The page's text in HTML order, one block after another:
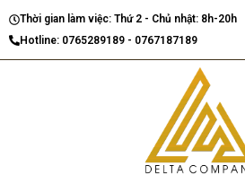
tới
nội
Thời gian làm việc: Thứ 2 - Chủ nhật: 8h-20h
Hotline: 0765289189 - 0767187189